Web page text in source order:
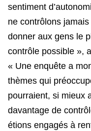
sentiment
ne contrôlons
donner aux gens le
contrôle possible »,
« Une enquête a
thèmes qui
pourraient, si mieux
davantage de
étions engagés à